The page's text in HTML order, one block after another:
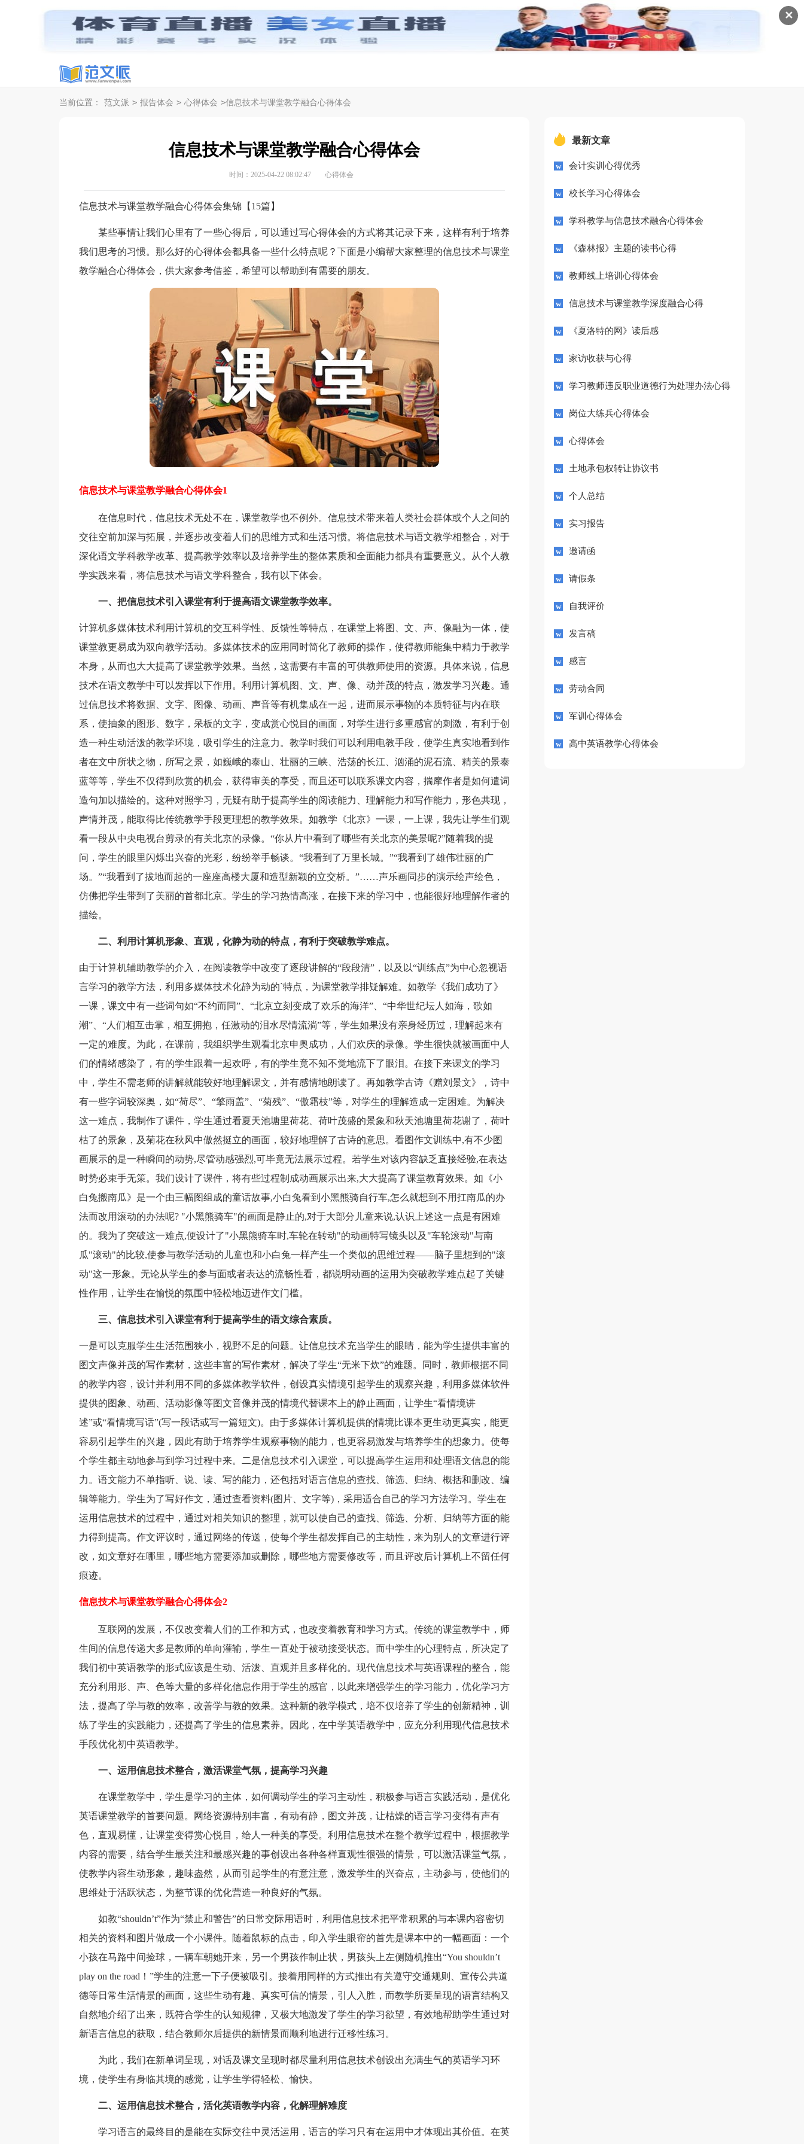
✕
当前位置： 范文派 > 报告体会 > 心得体会 >信息技术与课堂教学融合心得体会
信息技术与课堂教学融合心得体会
时间：2025-04-22 08:02:47 心得体会
信息技术与课堂教学融合心得体会集锦【15篇】
某些事情让我们心里有了一些心得后，可以通过写心得体会的方式将其记录下来，这样有利于培养
我们思考的习惯。那么好的心得体会都具备一些什么特点呢？下面是小编帮大家整理的信息技术与课堂
教学融合心得体会，供大家参考借鉴，希望可以帮助到有需要的朋友。
信息技术与课堂教学融合心得体会1
在信息时代，信息技术无处不在，课堂教学也不例外。信息技术带来着人类社会群体或个人之间的
交往空前加深与拓展，并逐步改变着人们的思维方式和生活习惯。将信息技术与语文教学相整合，对于
深化语文学科教学改革、提高教学效率以及培养学生的整体素质和全面能力都具有重要意义。从个人教
学实践来看，将信息技术与语文学科整合，我有以下体会。
一、把信息技术引入课堂有利于提高语文课堂教学效率。
计算机多媒体技术利用计算机的交互科学性、反馈性等特点，在课堂上将图、文、声、像融为一体，使
课堂教更易成为双向教学活动。多媒体技术的应用同时简化了教师的操作，使得教师能集中精力于教学
本身，从而也大大提高了课堂教学效果。当然，这需要有丰富的可供教师使用的资源。具体来说，信息
技术在语文教学中可以发挥以下作用。利用计算机图、文、声、像、动并茂的特点，激发学习兴趣。通
过信息技术将数据、文字、图像、动画、声音等有机集成在一起，进而展示事物的本质特征与内在联
系，使抽象的图形、数字，呆板的文字，变成赏心悦目的画面，对学生进行多重感官的刺激，有利于创
造一种生动活泼的教学环境，吸引学生的注意力。教学时我们可以利用电教手段，使学生真实地看到作
者在文中所状之物，所写之景，如巍峨的泰山、壮丽的三峡、浩荡的长江、汹涌的泥石流、精美的景泰
蓝等等，学生不仅得到欣赏的机会，获得审美的享受，而且还可以联系课文内容，揣摩作者是如何遣词
造句加以描绘的。这种对照学习，无疑有助于提高学生的阅读能力、理解能力和写作能力，形色共现，
声情并茂，能取得比传统教学手段更理想的教学效果。如教学《北京》一课，一上课，我先让学生们观
看一段从中央电视台剪录的有关北京的录像。“你从片中看到了哪些有关北京的美景呢?”随着我的提
问，学生的眼里闪烁出兴奋的光彩，纷纷举手畅谈。“我看到了万里长城。”“我看到了雄伟壮丽的广
场。”“我看到了拔地而起的一座座高楼大厦和造型新颖的立交桥。”……声乐画同步的演示绘声绘色，
仿佛把学生带到了美丽的首都北京。学生的学习热情高涨，在接下来的学习中，也能很好地理解作者的
描绘。
二、利用计算机形象、直观，化静为动的特点，有利于突破教学难点。
由于计算机辅助教学的介入，在阅读教学中改变了逐段讲解的“段段清”，以及以“训练点”为中心忽视语
言学习的教学方法，利用多媒体技术化静为动的`特点，为课堂教学排疑解难。如教学《我们成功了》
一课，课文中有一些词句如“不约而同”、“北京立刻变成了欢乐的海洋”、“中华世纪坛人如海，歌如
潮”、“人们相互击掌，相互拥抱，任激动的泪水尽情流淌”等，学生如果没有亲身经历过，理解起来有
一定的难度。为此，在课前，我组织学生观看北京申奥成功，人们欢庆的录像。学生很快就被画面中人
们的情绪感染了，有的学生跟着一起欢呼，有的学生竟不知不觉地流下了眼泪。在接下来课文的学习
中，学生不需老师的讲解就能较好地理解课文，并有感情地朗读了。再如教学古诗《赠刘景文》，诗中
有一些字词较深奥，如“荷尽”、“擎雨盖”、“菊残”、“傲霜枝”等，对学生的理解造成一定困难。为解决
这一难点，我制作了课件，学生通过看夏天池塘里荷花、荷叶茂盛的景象和秋天池塘里荷花谢了，荷叶
枯了的景象，及菊花在秋风中傲然挺立的画面，较好地理解了古诗的意思。看图作文训练中,有不少图
画展示的是一种瞬间的动势,尽管动感强烈,可毕竟无法展示过程。若学生对该内容缺乏直接经验,在表达
时势必束手无策。我们设计了课件，将有些过程制成动画展示出来,大大提高了课堂教育效果。如《小
白兔搬南瓜》是一个由三幅图组成的童话故事,小白兔看到小黑熊骑自行车,怎么就想到不用扛南瓜的办
法而改用滚动的办法呢? "小黑熊骑车"的画面是静止的,对于大部分儿童来说,认识上述这一点是有困难
的。我为了突破这一难点,便设计了"小黑熊骑车时,车轮在转动"的动画特写镜头以及"车轮滚动"与南
瓜"滚动"的比较,使参与教学活动的儿童也和小白兔一样产生一个类似的思维过程——脑子里想到的"滚
动"这一形象。无论从学生的参与面或者表达的流畅性看，都说明动画的运用为突破教学难点起了关键
性作用，让学生在愉悦的氛围中轻松地迈进作文门槛。
三、信息技术引入课堂有利于提高学生的语文综合素质。
一是可以克服学生生活范围狭小，视野不足的问题。让信息技术充当学生的眼睛，能为学生提供丰富的
图文声像并茂的写作素材，这些丰富的写作素材，解决了学生“无米下炊”的难题。同时，教师根据不同
的教学内容，设计并利用不同的多媒体教学软件，创设真实情境引起学生的观察兴趣，利用多媒体软件
提供的图象、动画、活动影像等图文音像并茂的情境代替课本上的静止画面，让学生“看情境讲
述”或“看情境写话”(写一段话或写一篇短文)。由于多媒体计算机提供的情境比课本更生动更真实，能更
容易引起学生的兴趣，因此有助于培养学生观察事物的能力，也更容易激发与培养学生的想象力。使每
个学生都主动地参与到学习过程中来。二是信息技术引入课堂，可以提高学生运用和处理语文信息的能
力。语文能力不单指听、说、读、写的能力，还包括对语言信息的查找、筛选、归纳、概括和删改、编
辑等能力。学生为了写好作文，通过查看资料(图片、文字等)，采用适合自己的学习方法学习。学生在
运用信息技术的过程中，通过对相关知识的整理，就可以使自己的查找、筛选、分析、归纳等方面的能
力得到提高。作文评议时，通过网络的传送，使每个学生都发挥自己的主劫性，来为别人的文章进行评
改，如文章好在哪里，哪些地方需要添加或删除，哪些地方需要修改等，而且评改后计算机上不留任何
痕迹。
信息技术与课堂教学融合心得体会2
互联网的发展，不仅改变着人们的工作和方式，也改变着教育和学习方式。传统的课堂教学中，师
生间的信息传递大多是教师的单向灌输，学生一直处于被动接受状态。而中学生的心理特点，所决定了
我们初中英语教学的形式应该是生动、活泼、直观并且多样化的。现代信息技术与英语课程的整合，能
充分利用形、声、色等大量的多样化信息作用于学生的感官，以此来增强学生的学习能力，优化学习方
法，提高了学与教的效率，改善学与教的效果。这种新的教学模式，培不仅培养了学生的创新精神，训
练了学生的实践能力，还提高了学生的信息素养。因此，在中学英语教学中，应充分利用现代信息技术
手段优化初中英语教学。
一、运用信息技术整合，激活课堂气氛，提高学习兴趣
在课堂教学中，学生是学习的主体，如何调动学生的学习主动性，积极参与语言实践活动，是优化
英语课堂教学的首要问题。网络资源特别丰富，有动有静，图文并茂，让枯燥的语言学习变得有声有
色，直观易懂，让课堂变得赏心悦目，给人一种美的享受。利用信息技术在整个教学过程中，根据教学
内容的需要，结合学生最关注和最感兴趣的事创设出各种各样直观性很强的情景，可以激活课堂气氛，
使教学内容生动形象，趣味盎然，从而引起学生的有意注意，激发学生的兴奋点，主动参与，使他们的
思维处于活跃状态，为整节课的优化营造一种良好的气氛。
如教“shouldn’t”作为“禁止和警告”的日常交际用语时，利用信息技术把平常积累的与本课内容密切
相关的资料和图片做成一个小课件。随着鼠标的点击，印入学生眼帘的首先是课本中的一幅画面：一个
小孩在马路中间捡球，一辆车朝她开来，另一个男孩作制止状，男孩头上左侧随机推出“You shouldn’t
play on the road！”学生的注意一下子便被吸引。接着用同样的方式推出有关遵守交通规则、宣传公共道
德等日常生活情景的画面，这些生动有趣、真实可信的情景，引人入胜，而教学所要呈现的语言结构又
自然地介绍了出来，既符合学生的认知规律，又极大地激发了学生的学习欲望，有效地帮助学生通过对
新语言信息的获取，结合教师尔后提供的新情景而顺利地进行迁移性练习。
为此，我们在新单词呈现，对话及课文呈现时都尽量利用信息技术创设出充满生气的英语学习环
境，使学生有身临其境的感觉，让学生学得轻松、愉快。
二、运用信息技术整合，活化英语教学内容，化解理解难度
学习语言的最终目的是能在实际交往中灵活运用，语言的学习只有在运用中才体现出其价值。在英
最新文章
会计实训心得优秀
校长学习心得体会
学科教学与信息技术融合心得体会
《森林报》主题的读书心得
教师线上培训心得体会
信息技术与课堂教学深度融合心得
《夏洛特的网》读后感
家访收获与心得
学习教师违反职业道德行为处理办法心得
体会岗位大练兵心得体会
心得体会
土地承包权转让协议书
个人总结
实习报告
邀请函
请假条
自我评价
发言稿
感言
劳动合同
军训心得体会
高中英语教学心得体会